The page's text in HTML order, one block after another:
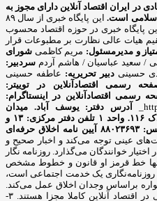
در ایران اقتصاد آنلاین دارای مجوز به
این پایگاه خبری از سال ۸۹
پایگاه خبری در حوزه اقتصاد محسوب
هیات عالی نظارت بر مطبوعات قرار
و مدیرمسئول: مریم کاظمی شورای
/ سعید عباسیان / هاشم آردم سردبیر:
حسینی دبیر تحریریه: عاطفه حسینی
رسمی اقتصادآنلاین در توییتر:
رسمی اقتصادآنلاین در اینستاگرام:
آدرس دفتر: یوسف آباد. میدان
۱
تلفن دفتر مرکزی: ۱۳ و
آیین نامه اخلاق حرفه‌ای
عینی توجه می‌کند و اخبار صحیح و
خوانندگان می‌گذارد. روزنامه نگار
خط قرمز او قانون و خطوط مشخص
توسط مقام معظم رهبری است. ۲- روزنامه‌نگاری یک خدمت اجتماعی است،
براساس وجدان اخلاق عمل می‌کند.
در این راستا بخش خبر و بخش بازرگانی در اقتصاد آنلاین کاملا مجزا هستند. ۳-